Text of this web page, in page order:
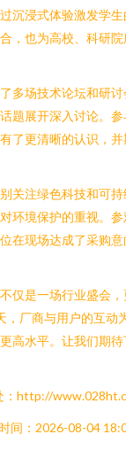
沉浸式体验激发学
，也为高校、科研
多场技术论坛和研
题展开深入讨论。
了更清晰的认识，
关注绿色科技和可
环境保护的重视。
在现场达成了采购
仅是一场行业盛会
，厂商与用户的互动
高水平。让我们期
：http://
间：2026-08-04